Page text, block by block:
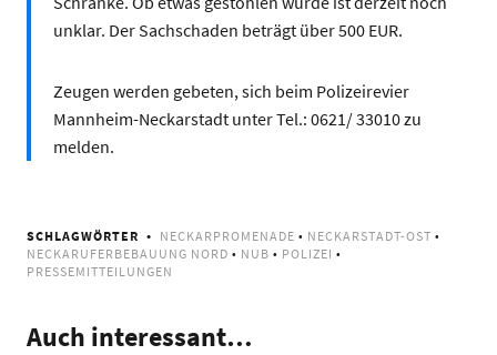
unklar. Der Sachschaden beträgt über 500 EUR.
Zeugen werden gebeten, sich beim Polizeirevier
Mannheim-Neckarstadt unter Tel.: 0621/ 33010 zu
melden.
SCHLAGWÖRTER NECKARPROMENADE • NECKARSTADT-OST •
NECKARUFERBEBAUUNG NORD • NUB • POLIZEI •
PRESSEMITTEILUNGEN
Auch interessant…